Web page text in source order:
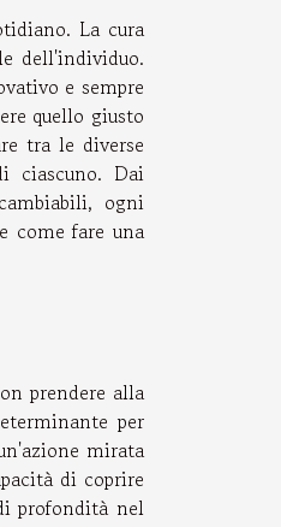
La cura
dell'individuo.
e sempre
quello giusto
tra le diverse
ciascuno. Dai
ogni
come fare una
prendere alla
per
mirata
di coprire
profondità nel